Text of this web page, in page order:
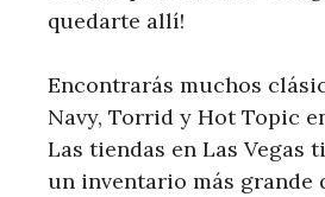
quedarte allí!
Encontrarás muchos
Navy, Torrid y Hot Topic
Las tiendas en Las Vegas
un inventario más grande